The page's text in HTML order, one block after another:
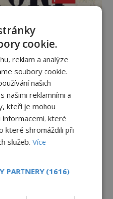
cookie.
reklam a analýze
soubory cookie.
našich
našimi reklamními a
kteří je mohou
informacemi, které
které shromáždili při
služeb.Více
PARTNERY (1616)